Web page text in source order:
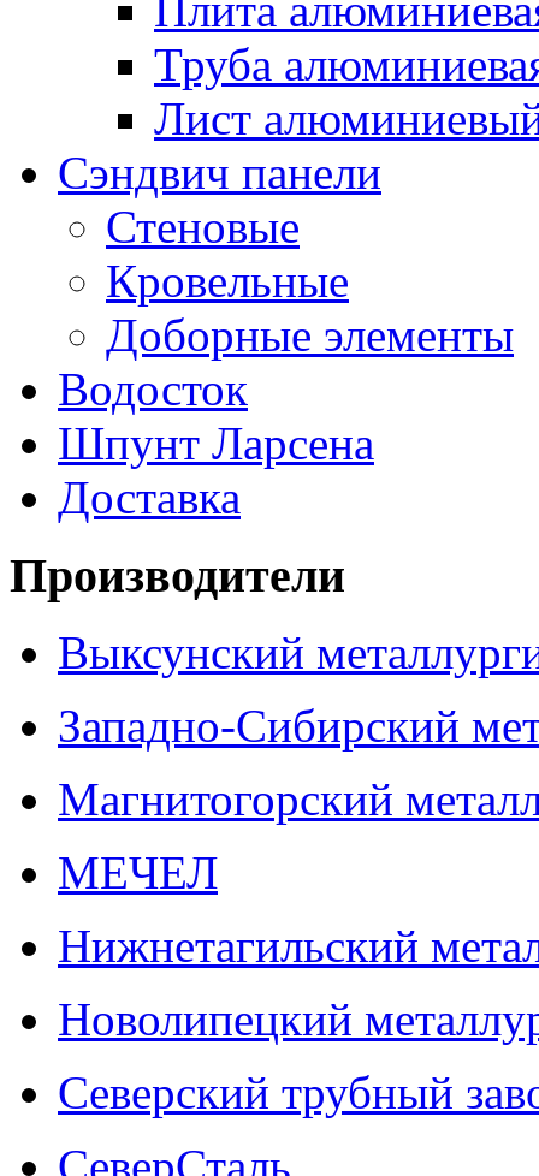
Труба
Лист
Сэндвич панели
Стеновые
Кровельные
Доборные элементы
Водосток
Шпунт Ларсена
Доставка
Производители
Выксунский
Западно-Сибирский
Магнитогорский
МЕЧЕЛ
Нижнетагильский
Новолипецкий
Северский трубный